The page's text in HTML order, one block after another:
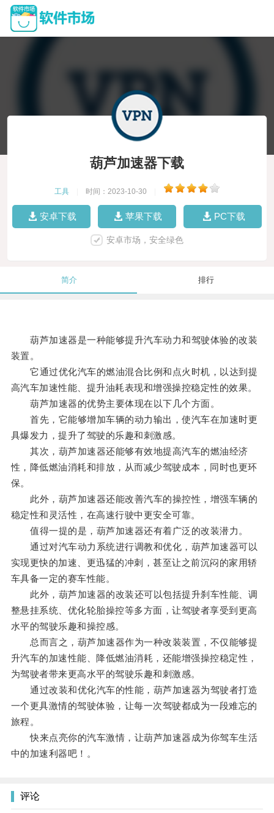
葫芦加速器下载
工具 时间：2023-10-30
安卓下载 苹果下载 PC下载
安卓市场，安全绿色
简介 排行
葫芦加速器是一种能够提升汽车动力和驾驶体验的改装
装置。
它通过优化汽车的燃油混合比例和点火时机，以达到提
高汽车加速性能、提升油耗表现和增强操控稳定性的效果。
葫芦加速器的优势主要体现在以下几个方面。
首先，它能够增加车辆的动力输出，使汽车在加速时更
具爆发力，提升了驾驶的乐趣和刺激感。
其次，葫芦加速器还能够有效地提高汽车的燃油经济
性，降低燃油消耗和排放，从而减少驾驶成本，同时也更环
保。
此外，葫芦加速器还能改善汽车的操控性，增强车辆的
稳定性和灵活性，在高速行驶中更安全可靠。
值得一提的是，葫芦加速器还有着广泛的改装潜力。
通过对汽车动力系统进行调教和优化，葫芦加速器可以
实现更快的加速、更迅猛的冲刺，甚至让之前沉闷的家用轿
车具备一定的赛车性能。
此外，葫芦加速器的改装还可以包括提升刹车性能、调
整悬挂系统、优化轮胎操控等多方面，让驾驶者享受到更高
水平的驾驶乐趣和操控感。
总而言之，葫芦加速器作为一种改装装置，不仅能够提
升汽车的加速性能、降低燃油消耗，还能增强操控稳定性，
为驾驶者带来更高水平的驾驶乐趣和刺激感。
通过改装和优化汽车的性能，葫芦加速器为驾驶者打造
一个更具激情的驾驶体验，让每一次驾驶都成为一段难忘的
旅程。
快来点亮你的汽车激情，让葫芦加速器成为你驾车生活
中的加速利器吧！。
评论